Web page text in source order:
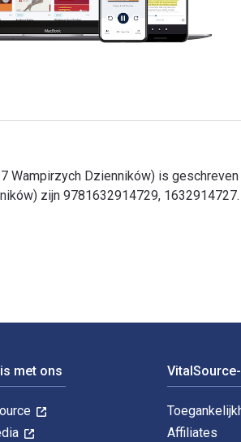
Wampirzych Dzienników) is
zijn 9781632914729,
met ons
Affiliates